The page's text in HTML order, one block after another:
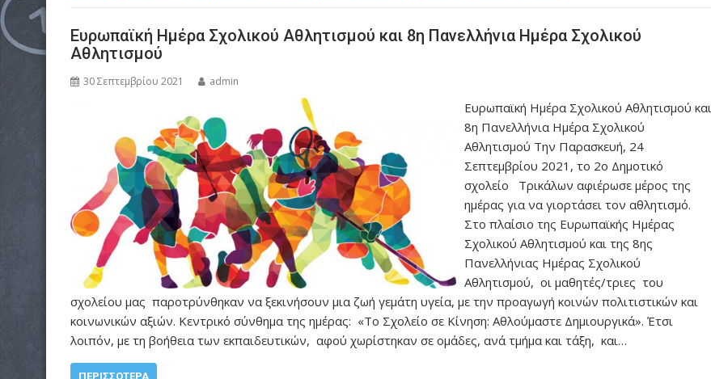
Ευρωπαϊκή Ημέρα Σχολικού Αθλητισμού και 8η Πανελλήνια Ημέρα Σχολικού
Αθλητισμού
30 Σεπτεμβρίου 2021 admin
Ευρωπαϊκή Ημέρα Σχολικού Αθλητισμού και
8η Πανελλήνια Ημέρα Σχολικού
Αθλητισμού Την Παρασκευή, 24
Σεπτεμβρίου 2021, το 2ο Δημοτικό
σχολείο Τρικάλων αφιέρωσε μέρος της
ημέρας για να γιορτάσει τον αθλητισμό.
Στο πλαίσιο της Ευρωπαϊκής Ημέρας
Σχολικού Αθλητισμού και της 8ης
Πανελλήνιας Ημέρας Σχολικού
Αθλητισμού, οι μαθητές/τριες του
σχολείου μας παροτρύνθηκαν να ξεκινήσουν μια ζωή γεμάτη υγεία, με την προαγωγή κοινών πολιτιστικών και
κοινωνικών αξιών. Κεντρικό σύνθημα της ημέρας: «Το Σχολείο σε Κίνηση: Αθλούμαστε Δημιουργικά». Έτσι
λοιπόν, με τη βοήθεια των εκπαιδευτικών, αφού χωρίστηκαν σε ομάδες, ανά τμήμα και τάξη, και…
ΠΕΡΙΣΣΌΤΕΡΑ